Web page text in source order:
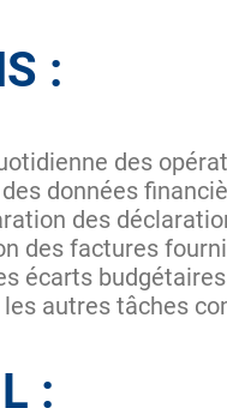
:
des
données
des
des factures
écarts
autres tâches
: